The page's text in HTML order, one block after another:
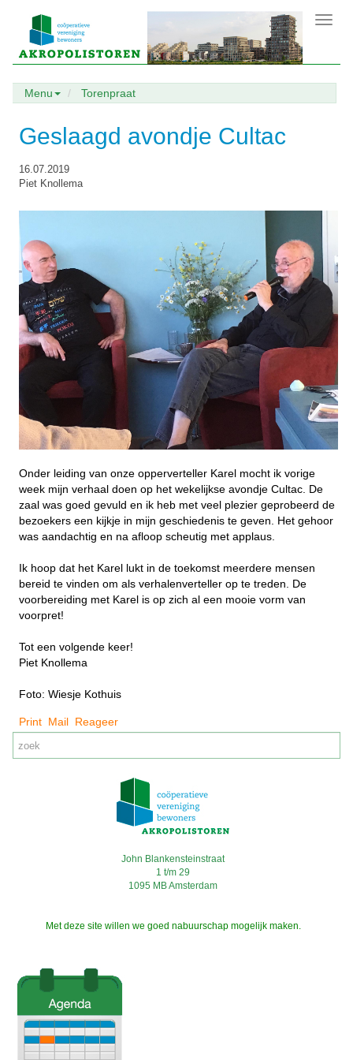
Menu Torenpraat
Geslaagd avondje Cultac
16.07.2019
Piet Knollema
Onder leiding van onze opperverteller Karel mocht ik vorige
week mijn verhaal doen op het wekelijkse avondje Cultac. De
zaal was goed gevuld en ik heb met veel plezier geprobeerd de
bezoekers een kijkje in mijn geschiedenis te geven. Het gehoor
was aandachtig en na afloop scheutig met applaus.
Ik hoop dat het Karel lukt in de toekomst meerdere mensen
bereid te vinden om als verhalenverteller op te treden. De
voorbereiding met Karel is op zich al een mooie vorm van
voorpret!
Tot een volgende keer!
Piet Knollema
Foto: Wiesje Kothuis
Print Mail Reageer
John Blankensteinstraat
1 t/m 29
1095 MB Amsterdam
Met deze site willen we goed nabuurschap mogelijk maken.